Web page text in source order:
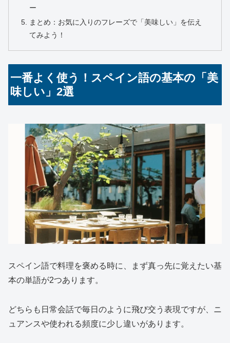
ー
まとめ：お気に入りのフレーズで「美味しい」を伝え
てみよう！
一番よく使う！スペイン語の基本の「美
味しい」2選
スペイン語で料理を褒める時に、まず真っ先に覚えたい基
本の単語が2つあります。
どちらも日常会話で毎日のように飛び交う表現ですが、ニ
ュアンスや使われる頻度に少し違いがあります。